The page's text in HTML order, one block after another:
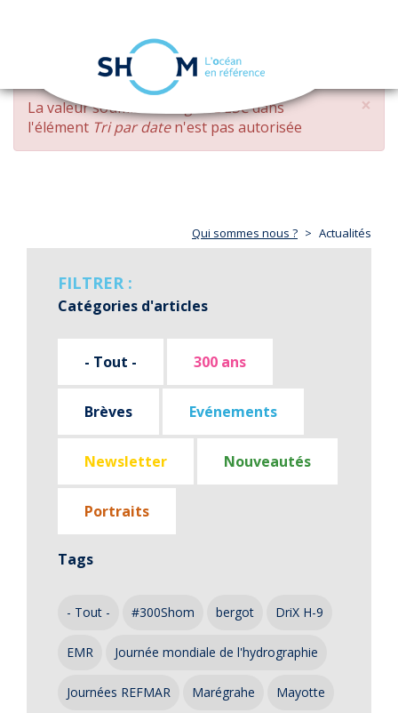
Aller
contenu
principal
navigation
×
MESSAGE
D'ERREUR
La valeur soumise changed DESCdans
l'élément Tri par daten'est pas autorisée
Qui sommes nous ? Actualités
FILTRER :
Catégories d'articles
- Tout - 300 ans
Brèves Evénements
Newsletter Nouveautés
Portraits
Tags
- Tout - #300Shom bergot DriX H-9
EMR Journée mondiale de l'hydrographie
Journées REFMAR Marégrahe Mayotte